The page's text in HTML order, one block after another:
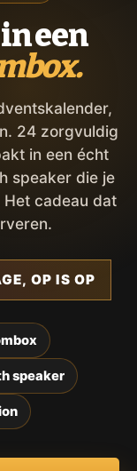
een
24 zorgvuldig
in een écht
speaker die je
cadeau dat
OP IS OP
speaker